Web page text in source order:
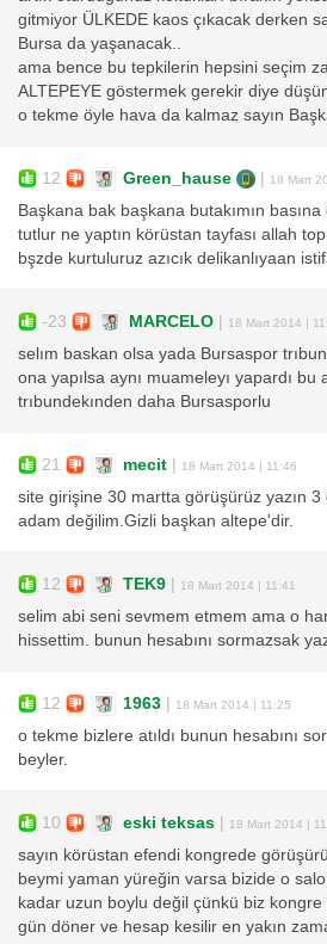
gitmiyor ÜLKEDE kaos çıkacak derken
Bursa da yaşanacak..
ama bence bu tepkilerin hepsini seçim
ALTEPEYE göstermek gerekir diye
o tekme öyle hava da kalmaz sayın
12 Green_hause | 18 Mart
Başkana bak başkana butakımın
tutlur ne yaptın körüstan tayfası allah
bşzde kurtuluruz azıcık delikanlıyaan
-23 MARCELO | 18 Mart 2014 |
selım baskan olsa yada Bursaspor
ona yapılsa aynı muameleyı yapardı bu
trıbundekınden daha Bursasporlu
21 mecit | 18 Mart 2014 | 11:46
site girişine 30 martta görüşürüz yazın
adam değilim.Gizli başkan altepe'dir.
12 TEK9 | 18 Mart 2014 | 11:41
selim abi seni sevmem etmem ama o
hissettim. bunun hesabını sormazsak
12 1963 | 18 Mart 2014 | 11:25
o tekme bizlere atıldı bunun hesabını
beyler.
10 eski teksas | 18 Mart 2014 |
sayın körüstan efendi kongrede
beymi yaman yüreğin varsa bizide o
kadar uzun boylu değil çünkü biz
gün döner ve hesap kesilir en yakın